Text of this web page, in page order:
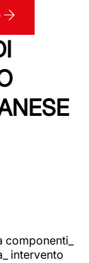
intervento